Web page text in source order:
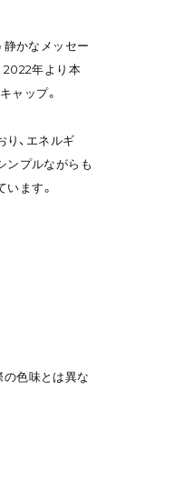
静かなメッセー
2022年より本
ャップ。
、エネルギ
ンプルながらも
ます。
の色味とは異な